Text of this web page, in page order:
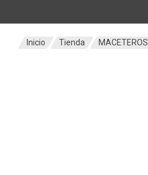
Inicio Tienda MACETEROS